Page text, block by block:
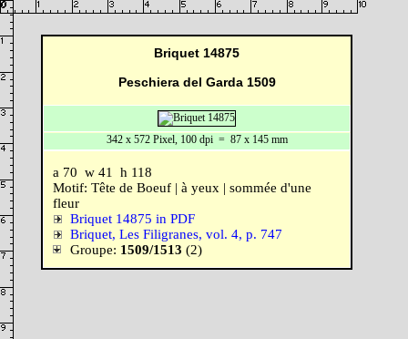
Briquet 14875
Peschiera del Garda 1509
a 70 w 41 h 118
Motif: Tête de Boeuf | à yeux | sommée d'une
fleur
Briquet 14875 in PDF
Briquet, Les Filigranes, vol. 4, p. 747
Groupe: 1509/1513 (2)
342 x 572 Pixel, 100 dpi = 87 x 145 mm